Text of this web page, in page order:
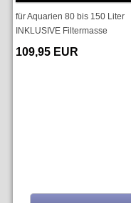
für Aquarien 80 bis 150 Liter
INKLUSIVE Filtermasse
109,95 EUR